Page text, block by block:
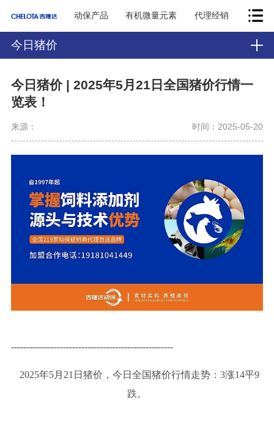
动保产品 有机微量元素 代理经销
今日猪价
今日猪价 | 2025年5月21日全国猪价行情一
览表！
来源： 时间：2025-05-20
-----------------------------------------------------
2025年5月21日猪价，今日全国猪价行情走势：3涨14平9
跌。